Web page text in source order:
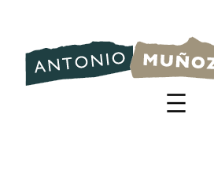
contenido